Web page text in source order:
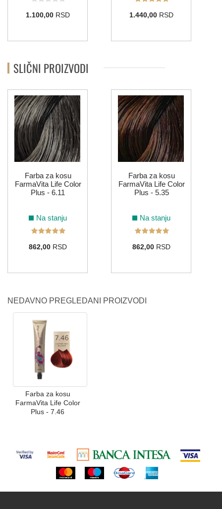
1.100,00RSD 1.440,00RSD
SLIČNI PROIZVODI
Farba za kosu
FarmaVita Life Color
Plus - 6.11
Na stanju
862,00RSD
Farba za kosu
FarmaVita Life Color
Plus - 5.35
Na stanju
862,00RSD
NEDAVNO PREGLEDANI PROIZVODI
Farba za kosu
FarmaVita Life Color
Plus - 7.46